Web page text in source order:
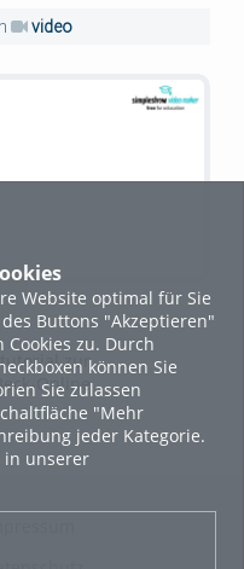
Website optimal für Sie
Buttons "Akzeptieren"
zu. Durch
können Sie
Sie zulassen
"Mehr
jeder Kategorie.
in unserer
video
zur
Online